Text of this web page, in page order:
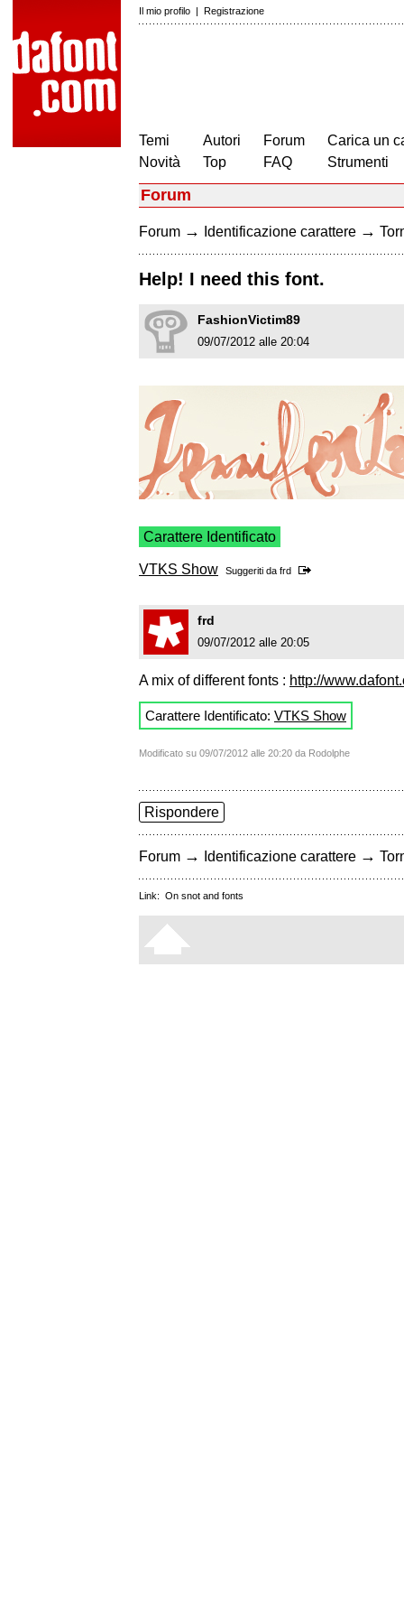
Il mio profilo | Registrazione
Temi
Novità
Autori
Top
Forum
FAQ
Carica un
Strumenti
Forum
Forum → Identificazione carattere →
Help! I need this font.
FashionVictim89
09/07/2012 alle 20:04
Carattere Identificato
VTKS Show Suggeriti da frd
frd
09/07/2012 alle 20:05
A mix of different fonts : http://
Carattere Identificato: VTKS Show
Modificato su 09/07/2012 alle 20:20 da Rodolphe
Rispondere
Forum → Identificazione carattere →
Link: On snot and fonts